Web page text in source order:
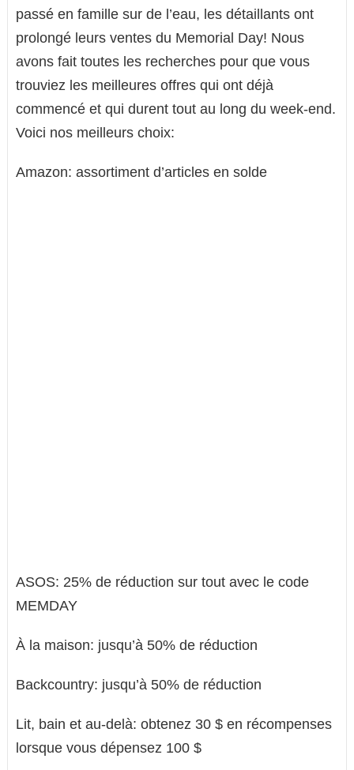
passé en famille sur de l’eau, les détaillants ont
prolongé leurs ventes du Memorial Day! Nous
avons fait toutes les recherches pour que vous
trouviez les meilleures offres qui ont déjà
commencé et qui durent tout au long du week-end.
Voici nos meilleurs choix:
Amazon: assortiment d’articles en solde
ASOS: 25% de réduction sur tout avec le code
MEMDAY
À la maison: jusqu’à 50% de réduction
Backcountry: jusqu’à 50% de réduction
Lit, bain et au-delà: obtenez 30 $ en récompenses
lorsque vous dépensez 100 $